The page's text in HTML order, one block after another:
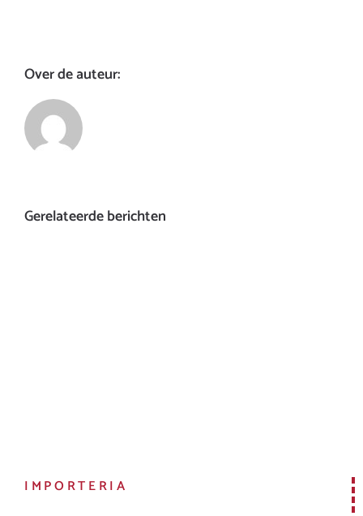
Over de auteur:
Gerelateerde berichten
IMPORTERIA